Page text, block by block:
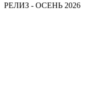
РЕЛИЗ - ОСЕНЬ 2026